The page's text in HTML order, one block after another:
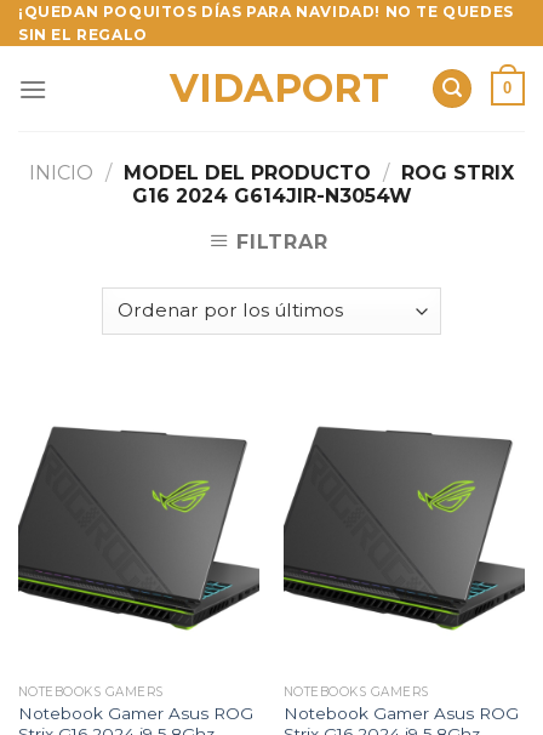
Skip
to
¡QUEDAN POQUITOS DÍAS PARA NAVIDAD! NO TE QUEDES
SIN EL REGALO
VIDAPORT 0
INICIO / MODEL DEL PRODUCTO / ROG STRIX
G16 2024 G614JIR-N3054W
FILTRAR
NOTEBOOKS GAMERS
Notebook Gamer Asus ROG
NOTEBOOKS GAMERS
Notebook Gamer Asus ROG